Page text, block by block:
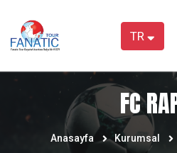
TR
FC
Anasayfa Kurumsal